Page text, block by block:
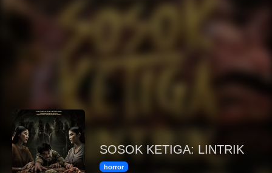
SOSOK KETIGA: LINTRIK
horror